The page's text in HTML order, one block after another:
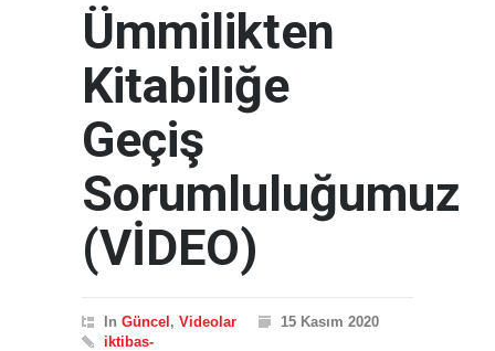
Ümmilikten
Kitabiliğe
Geçiş
Sorumluluğumuz
(VİDEO)
In Güncel, Videolar
15 Kasım 2020
iktibas-